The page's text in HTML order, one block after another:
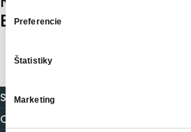
Preferencie
Štatistiky
Marketing
EUR на місяць
S&you
Companies